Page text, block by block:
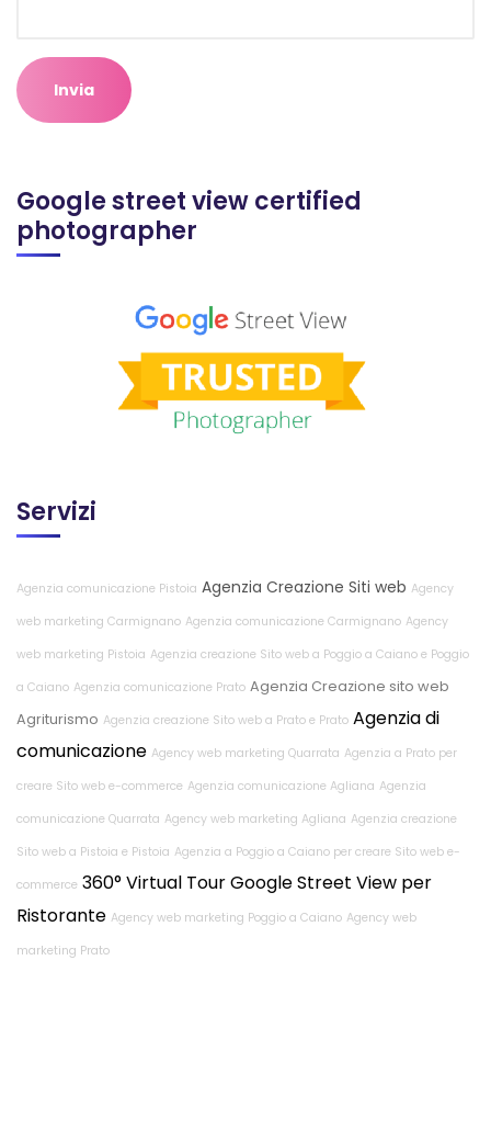
Google street view certified
photographer
Servizi
Agenzia comunicazione Pistoia Agenzia Creazione Siti web Agency
web marketing Carmignano Agenzia comunicazione Carmignano Agency
web marketing Pistoia Agenzia creazione Sito web a Poggio a Caiano e Poggio
a Caiano Agenzia comunicazione Prato Agenzia Creazione sito web
Agriturismo Agenzia creazione Sito web a Prato e Prato Agenzia di
comunicazione Agency web marketing Quarrata Agenzia a Prato per
creare Sito web e-commerce Agenzia comunicazione Agliana Agenzia
comunicazione Quarrata Agency web marketing Agliana Agenzia creazione
Sito web a Pistoia e Pistoia Agenzia a Poggio a Caiano per creare Sito web e-
commerce 360° Virtual Tour Google Street View per
Ristorante Agency web marketing Poggio a Caiano Agency web
marketing Prato